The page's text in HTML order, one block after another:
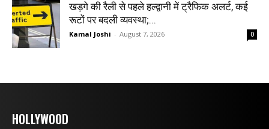
खड़गे की रैली से पहले हल्द्वानी में ट्रैफिक अलर्ट, कई
रूटों पर बदली व्यवस्था;...
Kamal Joshi - August 7, 2026 0
HOLLYWOOD